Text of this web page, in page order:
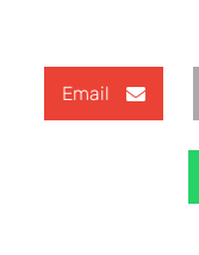
Email